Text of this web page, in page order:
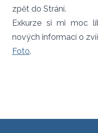
zpět do Strání.
Exkurze si mi moc
nových informací o
Foto.